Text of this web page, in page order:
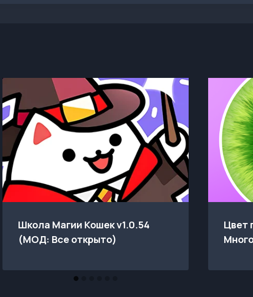
Школа Магии Кошек v1.0.54
(МОД: Все открыто)
Цвет